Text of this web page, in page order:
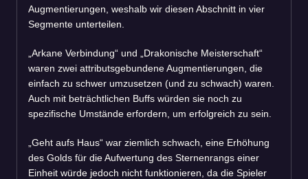
Augmentierungen, weshalb wir diesen Abschnitt in vier
Segmente unterteilen.
„Arkane Verbindung“ und „Drakonische Meisterschaft“
waren zwei attributsgebundene Augmentierungen, die
einfach zu schwer umzusetzen (und zu schwach) waren.
Auch mit beträchtlichen Buffs würden sie noch zu
spezifische Umstände erfordern, um erfolgreich zu sein.
„Geht aufs Haus“ war ziemlich schwach, eine Erhöhung
des Golds für die Aufwertung des Sternenrangs einer
Einheit würde jedoch nicht funktionieren, da die Spieler